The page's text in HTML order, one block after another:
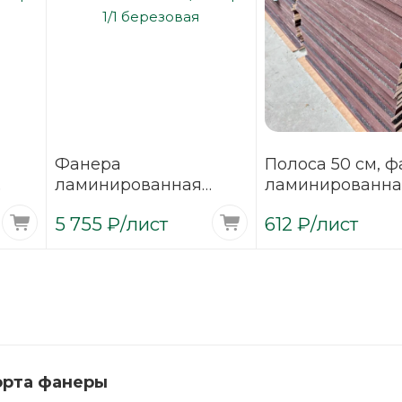
Фанера
ламинированная
мм F/W сорт 1/1
5 755₽/лист
Полоса 50 см,
1/1 березовая
612 ₽/лист
фанеры